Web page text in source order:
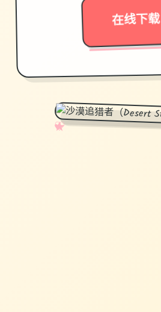
在线下载
✧
♡
★
♥